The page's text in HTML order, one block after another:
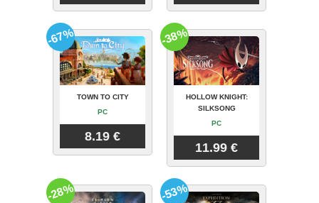
TOWN TO CITY
PC
8.19 €
-67%
HOLLOW KNIGHT:
SILKSONG
PC
11.99 €
-38%
-28% -53%